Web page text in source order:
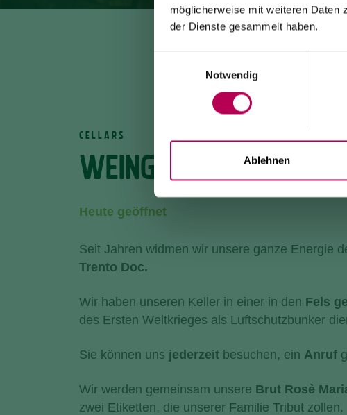
möglicherweise mit weiteren Daten
der Dienste gesammelt haben.
Notwendig
Ablehnen
WEINGUT RESS
CELLARS
Heute geöffnet
Seit Jahren widmen wir unsere ganze Energie
Trento Doc.
Wir haben unseren Keller in einer in den Fels
des Ersten Weltkrieges als Luftschutzbunker
Sie können uns jederzeit besuchen, ein Anruf
Wir werden gemeinsam unsere Brut Rosè
zwei Etiketten, die unserer Familie Tribut zollen.